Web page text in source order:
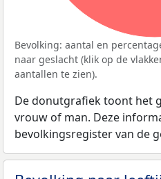
Bevolking: aantal en
naar geslacht (klik op de
aantallen te zien).
De donutgrafiek toont het
vrouw of man. Deze
bevolkingsregister van de